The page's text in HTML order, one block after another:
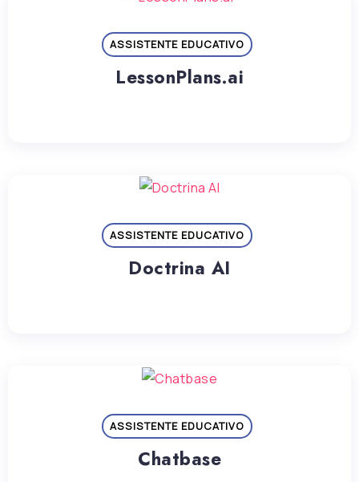
ASSISTENTE EDUCATIVO
LessonPlans.ai
ASSISTENTE EDUCATIVO
Doctrina AI
ASSISTENTE EDUCATIVO
Chatbase